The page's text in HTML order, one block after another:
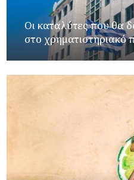
Οι καταλύτες που θα
στο χρηματιστηριακό